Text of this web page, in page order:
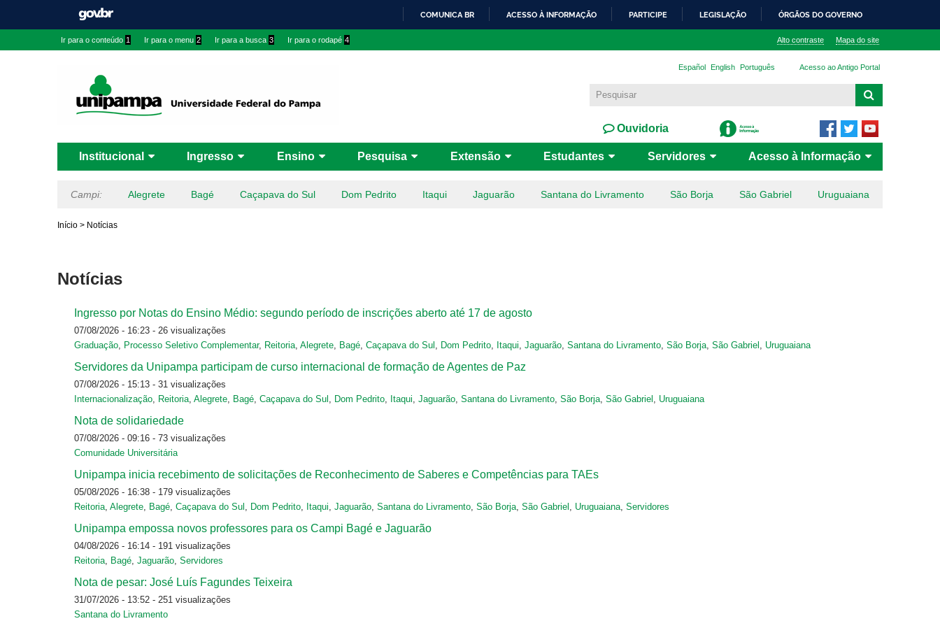
COMUNICA BR ACESSO À INFORMAÇÃO PARTICIPE LEGISLAÇÃO ÓRGÃOS DO GOVERNO
Ir para o conteúdo 1 Ir para o menu 2 Ir para a busca 3 Ir para o rodapé 4 Alto contraste Mapa do site
Português
English
Español Acesso ao Antigo Portal
Ouvidoria
Institucional Ingresso Ensino Pesquisa Extensão Estudantes Servidores Acesso à Informação
Campi: Alegrete Bagé Caçapava do Sul Dom Pedrito Itaqui Jaguarão Santana do Livramento São Borja São Gabriel Uruguaiana
Início > Notícias
Notícias
Ingresso por Notas do Ensino Médio: segundo período de inscrições aberto até 17 de agosto
07/08/2026 - 16:23 - 26 visualizações
Graduação, Processo Seletivo Complementar, Reitoria, Alegrete, Bagé, Caçapava do Sul , Dom Pedrito, Itaqui, Jaguarão, Santana do Livramento, São Borja, São Gabriel , Uruguaiana
Servidores da Unipampa participam de curso internacional de formação de Agentes de Paz
07/08/2026 - 15:13 - 31 visualizações
Internacionalização, Reitoria, Alegrete, Bagé, Caçapava do Sul , Dom Pedrito, Itaqui, Jaguarão, Santana do Livramento, São Borja, São Gabriel , Uruguaiana
Nota de solidariedade
07/08/2026 - 09:16 - 73 visualizações
Comunidade Universitária
Unipampa inicia recebimento de solicitações de Reconhecimento de Saberes e Competências para TAEs
05/08/2026 - 16:38 - 179 visualizações
Reitoria, Alegrete, Bagé, Caçapava do Sul , Dom Pedrito, Itaqui, Jaguarão, Santana do Livramento, São Borja, São Gabriel , Uruguaiana, Servidores
Unipampa empossa novos professores para os Campi Bagé e Jaguarão
04/08/2026 - 16:14 - 191 visualizações
Reitoria, Bagé, Jaguarão, Servidores
Nota de pesar: José Luís Fagundes Teixeira
31/07/2026 - 13:52 - 251 visualizações
Santana do Livramento